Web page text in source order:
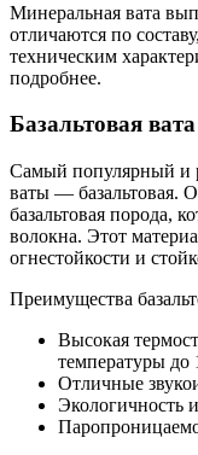
Минеральная вата
отличаются по
техническим
подробнее.
Базальтовая вата
Самый популярный и
ваты — базальтовая.
базальтовая порода,
волокна. Этот
огнестойкости и
Преимущества
Высокая
температуры до
Отличные
Экологичность